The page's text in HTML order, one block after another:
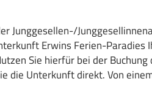
Junggesellen-/
Erwins Ferien-Paradies
Sie hierfür bei der
die Unterkunft direkt. Von